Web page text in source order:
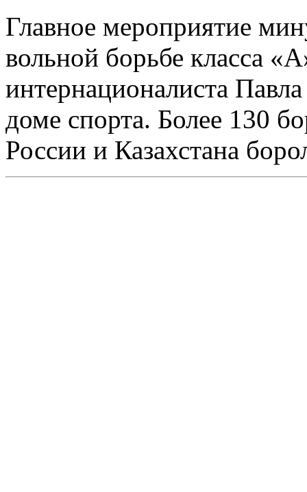
Главное мероприятие
вольной борьбе класса
интернационалиста
доме спорта. Более 130
России и Казахстана